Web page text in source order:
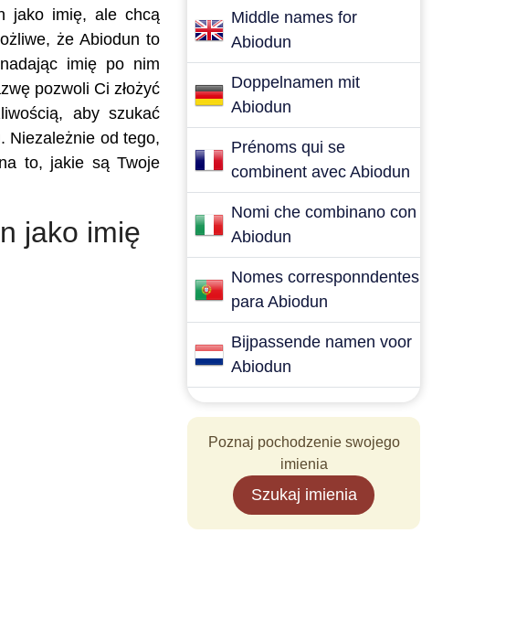
jako imię, ale chcą
że Abiodun to
imię po nim
pozwoli Ci złożyć
aby szukać
Niezależnie od tego,
to, jakie są Twoje
jako imię
Middle names for
Abiodun
Doppelnamen mit
Abiodun
Prénoms qui se
combinent avec Abiodun
Nomi che combinano con
Abiodun
Nomes corresponndentes
para Abiodun
Bijpassende namen voor
Abiodun
Poznaj pochodzenie swojego
imienia
Szukaj imienia